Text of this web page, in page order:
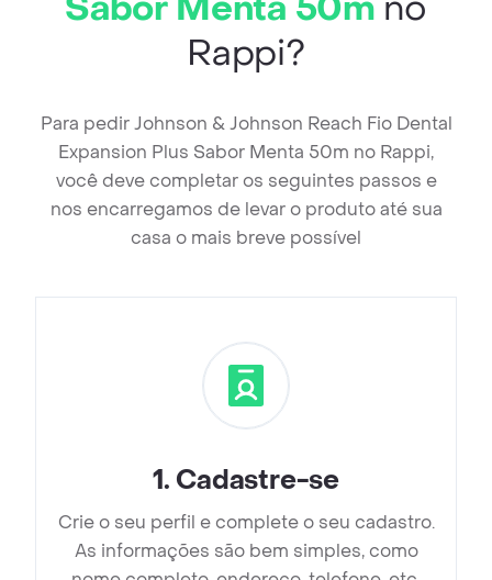
Rappi?
Para pedir Johnson & Johnson Reach Fio Dental
Expansion Plus Sabor Menta 50m no Rappi,
você deve completar os seguintes passos e
nos encarregamos de levar o produto até sua
casa o mais breve possível
1. Cadastre-se
Crie o seu perfil e complete o seu cadastro.
As informações são bem simples, como